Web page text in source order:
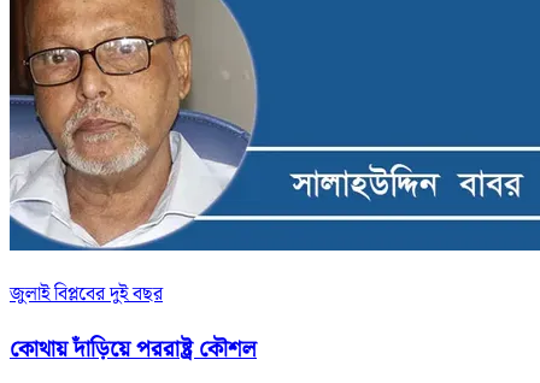
জুলাই বিপ্লবের দুই বছর
কোথায় দাঁড়িয়ে পররাষ্ট্র কৌশল